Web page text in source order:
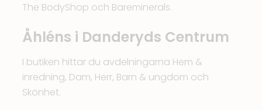
The BodyShop och Bareminerals.
Åhléns i Danderyds Centrum
I butiken hittar du avdelningarna Hem &
inredning, Dam, Herr, Barn & ungdom och
Skönhet.